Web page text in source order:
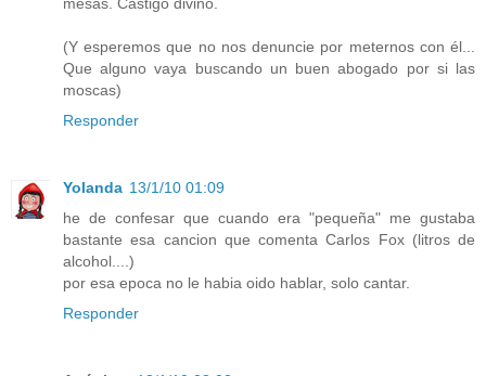
(Y esperemos que no nos denuncie por meternos con él...
Que alguno vaya buscando un buen abogado por si las
moscas)
Responder
Yolanda 13/1/10 01:09
he de confesar que cuando era "pequeña" me gustaba
bastante esa cancion que comenta Carlos Fox (litros de
alcohol....)
por esa epoca no le habia oido hablar, solo cantar.
Responder